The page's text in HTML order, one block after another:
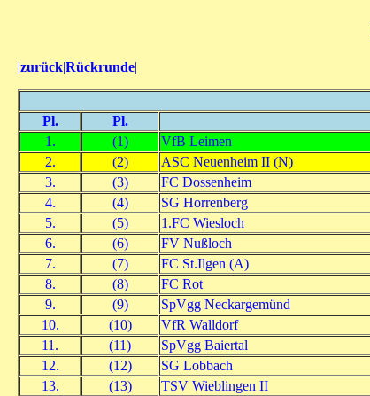
|zurück|Rückrunde|
Pl.
Pl.
1.
(1) VfB Leimen
2.
(2) ASC Neuenheim II (N)
3.
(3) FC Dossenheim
4.
(4) SG Horrenberg
5.
(5) 1.FC Wiesloch
6.
(6) FV Nußloch
7.
(7) FC St.Ilgen (A)
8.
(8) FC Rot
9.
(9) SpVgg Neckargemünd
10.
(10) VfR Walldorf
11.
(11) SpVgg Baiertal
12.
(12) SG Lobbach
13.
(13) TSV Wieblingen II